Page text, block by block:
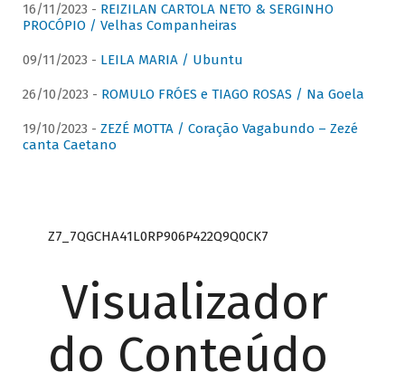
16/11/2023 - REIZILAN CARTOLA NETO & SERGINHO
PROCÓPIO / Velhas Companheiras
09/11/2023 - LEILA MARIA / Ubuntu
26/10/2023 - ROMULO FRÓES e TIAGO ROSAS / Na Goela
19/10/2023 - ZEZÉ MOTTA / Coração Vagabundo – Zezé
canta Caetano
Z7_7QGCHA41L0RP906P422Q9Q0CK7
Visualizador
do Conteúdo